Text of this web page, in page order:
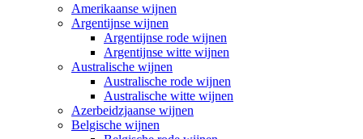
Amerikaanse wijnen
Argentijnse wijnen
Argentijnse rode wijnen
Argentijnse witte wijnen
Australische wijnen
Australische rode wijnen
Australische witte wijnen
Azerbeidzjaanse wijnen
Belgische wijnen